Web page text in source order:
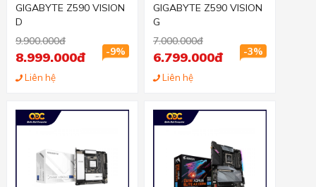
GIGABYTE Z590 VISION
D
9.900.000đ
-9%
8.999.000đ
Liên hệ
GIGABYTE Z590 VISION
G
7.000.000đ
-3%
6.799.000đ
Liên hệ